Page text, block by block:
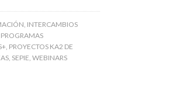
, INTERCAMBIOS
PROGRAMAS
, PROYECTOS KA2 DE
, SEPIE, WEBINARS